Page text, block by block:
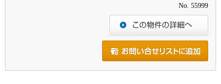
No. 55999